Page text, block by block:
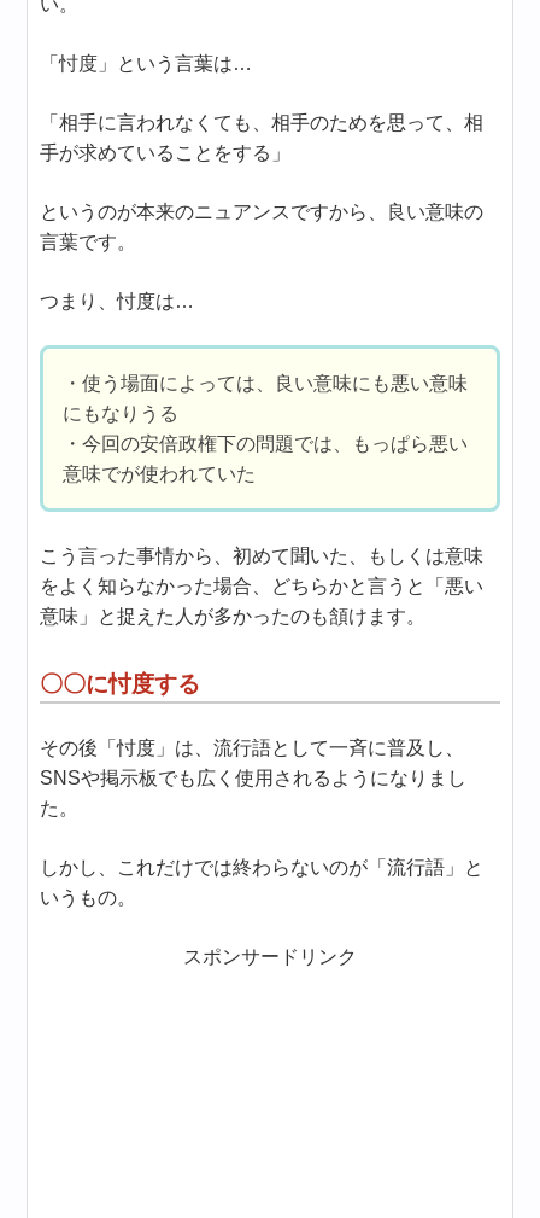
い。
「忖度」という言葉は…
「相手に言われなくても、相手のためを思って、相
手が求めていることをする」
というのが本来のニュアンスですから、良い意味の
言葉です。
つまり、忖度は…
・使う場面によっては、良い意味にも悪い意味
にもなりうる
・今回の安倍政権下の問題では、もっぱら悪い
意味でが使われていた
こう言った事情から、初めて聞いた、もしくは意味
をよく知らなかった場合、どちらかと言うと「悪い
意味」と捉えた人が多かったのも頷けます。
〇〇に忖度する
その後「忖度」は、流行語として一斉に普及し、
SNSや掲示板でも広く使用されるようになりまし
た。
しかし、これだけでは終わらないのが「流行語」と
いうもの。
スポンサードリンク